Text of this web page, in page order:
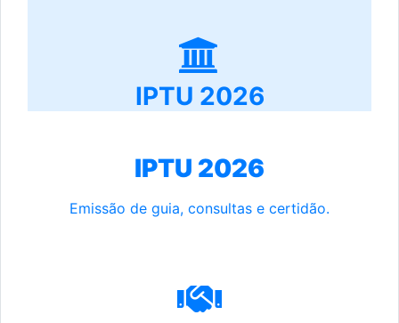
IPTU 2026
IPTU 2026
Emissão de guia, consultas e certidão.